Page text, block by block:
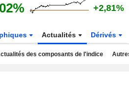
+2,81%
Actualités Dérivés
des composants de l'indice